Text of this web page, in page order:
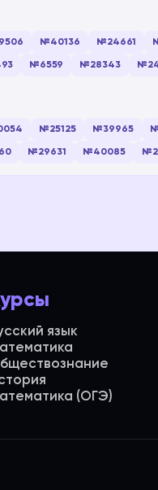
№40136 №24661
№6559 №28343
№25125 №39965
№29631 №40085
язык
(ОГЭ)